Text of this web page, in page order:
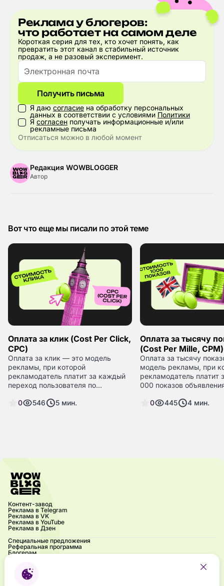
Реклама у блогеров:
что работает на самом деле
Короткая серия для тех, кто хочет понять, как
превратить этот канал в стабильный источник
продаж, а не разовый эксперимент.
Получить письма
Я даю согласие на обработку персональных
данных в соответствии с условиями Политики
Я согласен получать информационные и/или
рекламные письма
Отписаться можно в любой момент
Редакция WOWBLOGGER
Автор
Вот что еще мы писали по этой теме
Оплата за клик (Cost Per Click,
CPC)
Оплата за клик — это модель
рекламы, при которой
рекламодатель платит за каждый
переход пользователя по
0
546 5 мин.
Оплата за тысячу
(Cost Per Mille, CPM)
Оплата за тысячу
модель рекламы, при
рекламодатель платит
000 показов
0 445 4 мин.
Контент-завод
Реклама в Telegram
Реклама в VK
Реклама в YouTube
Реклама в Дзен
Специальные предложения
Реферальная программа
Блогерам
Частые вопросы
Контакты